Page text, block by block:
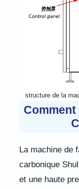
structure de la
La machine de
carbonique
et une haute